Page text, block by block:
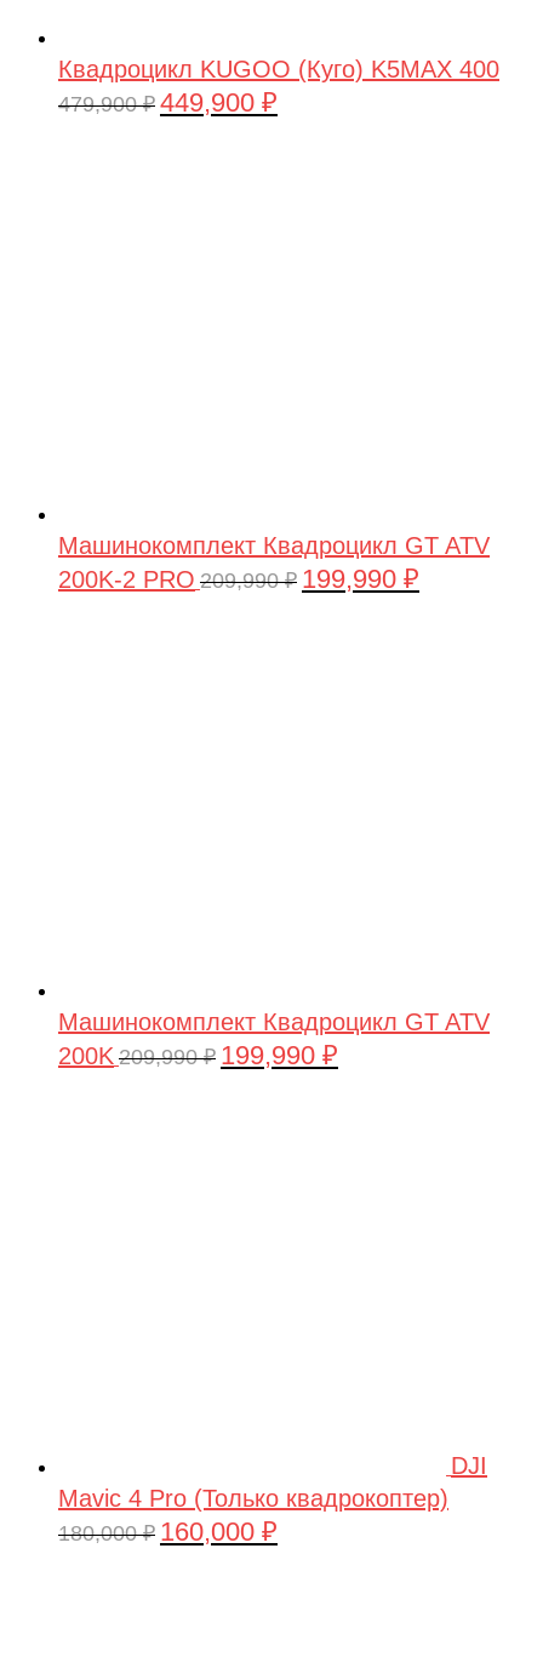
Квадроцикл KUGOO (Куго) K5MAX 400
479,900₽ Первоначальная
449,900 ₽
Машинокомплект Квадроцикл GT ATV
200K-2 PRO 209,990₽ Первоначальная
199,990 ₽
Машинокомплект Квадроцикл GT ATV
200K 209,990₽ Первоначальная
199,990 ₽
DJI
Mavic 4 Pro (Только квадрокоптер)
180,000₽ Первоначальная
160,000 ₽